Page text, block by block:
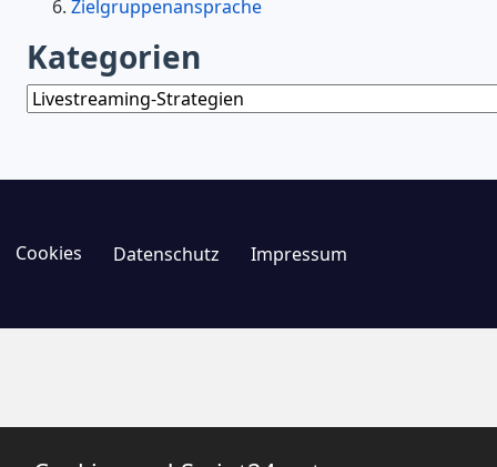
Zielgruppenansprache
Kategorien
Kategorien
Cookies Datenschutz Impressum